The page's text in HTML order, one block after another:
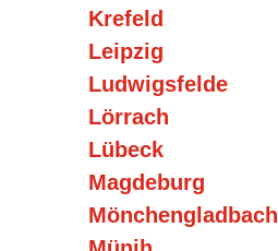
Krefeld
Leipzig
Ludwigsfelde
Lörrach
Lübeck
Magdeburg
Mönchengladbach